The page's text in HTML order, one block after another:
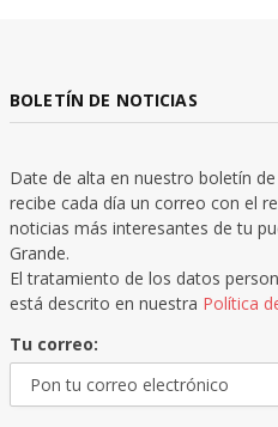
BOLETÍN DE NOTICIAS
Date de alta en nuestro boletín
recibe cada día un correo con el
noticias más interesantes de tu
Grande.
El tratamiento de los datos
está descrito en nuestra Política
Tu correo: